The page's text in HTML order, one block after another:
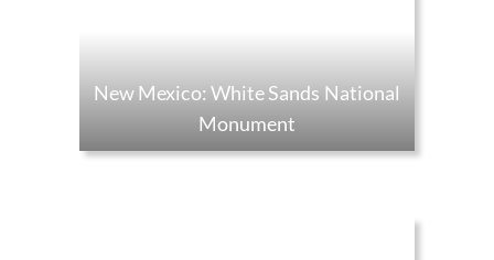
New Mexico: White Sands National
Monument